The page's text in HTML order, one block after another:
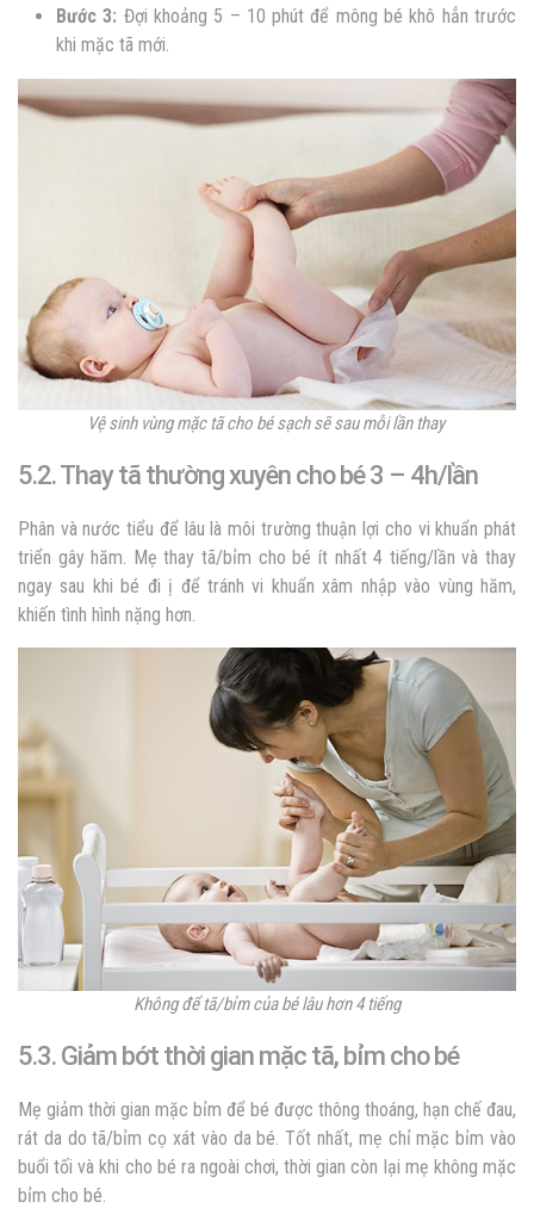
Bước 3: Đợi khoảng 5 – 10 phút để mông bé khô hẳn trước
khi mặc tã mới.
Vệ sinh vùng mặc tã cho bé sạch sẽ sau mỗi lần thay
5.2. Thay tã thường xuyên cho bé 3 – 4h/lần
Phân và nước tiểu để lâu là môi trường thuận lợi cho vi khuẩn phát
triển gây hăm. Mẹ thay tã/bỉm cho bé ít nhất 4 tiếng/lần và thay
ngay sau khi bé đi ị để tránh vi khuẩn xâm nhập vào vùng hăm,
khiến tình hình nặng hơn.
Không để tã/bỉm của bé lâu hơn 4 tiếng
5.3. Giảm bớt thời gian mặc tã, bỉm cho bé
Mẹ giảm thời gian mặc bỉm để bé được thông thoáng, hạn chế đau,
rát da do tã/bỉm cọ xát vào da bé. Tốt nhất, mẹ chỉ mặc bỉm vào
buổi tối và khi cho bé ra ngoài chơi, thời gian còn lại mẹ không mặc
bỉm cho bé.